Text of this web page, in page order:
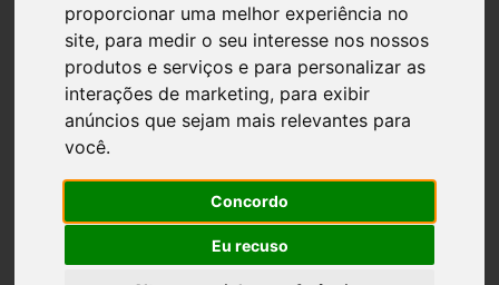
proporcionar uma melhor experiência no
site, para medir o seu interesse nos nossos
produtos e serviços e para personalizar as
interações de marketing, para exibir
anúncios que sejam mais relevantes para
você.
Concordo
Eu recuso